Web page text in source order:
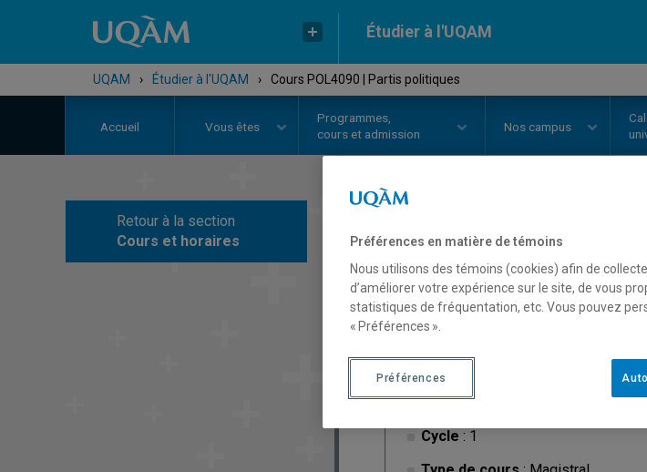
Étudier à l'UQAM
UQAM › Étudier à l'UQAM › Cours POL4090 | Partis politiques
Accueil Vous êtes
Programmes,
cours et admission
Nos campus
Retour à la section
Cours et horaires
COURS// POL4090
Description
Cycle : 1
Préférences en matière de témoins
Nous utilisons des témoins (cookies) afin de
d’améliorer votre expérience sur le site, de vous
statistiques de fréquentation, etc. Vous pouvez
« Préférences ».
Préférences